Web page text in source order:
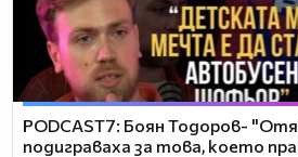
PODCAST7: ‪Боян Тодоров-
подиграваха за това, което